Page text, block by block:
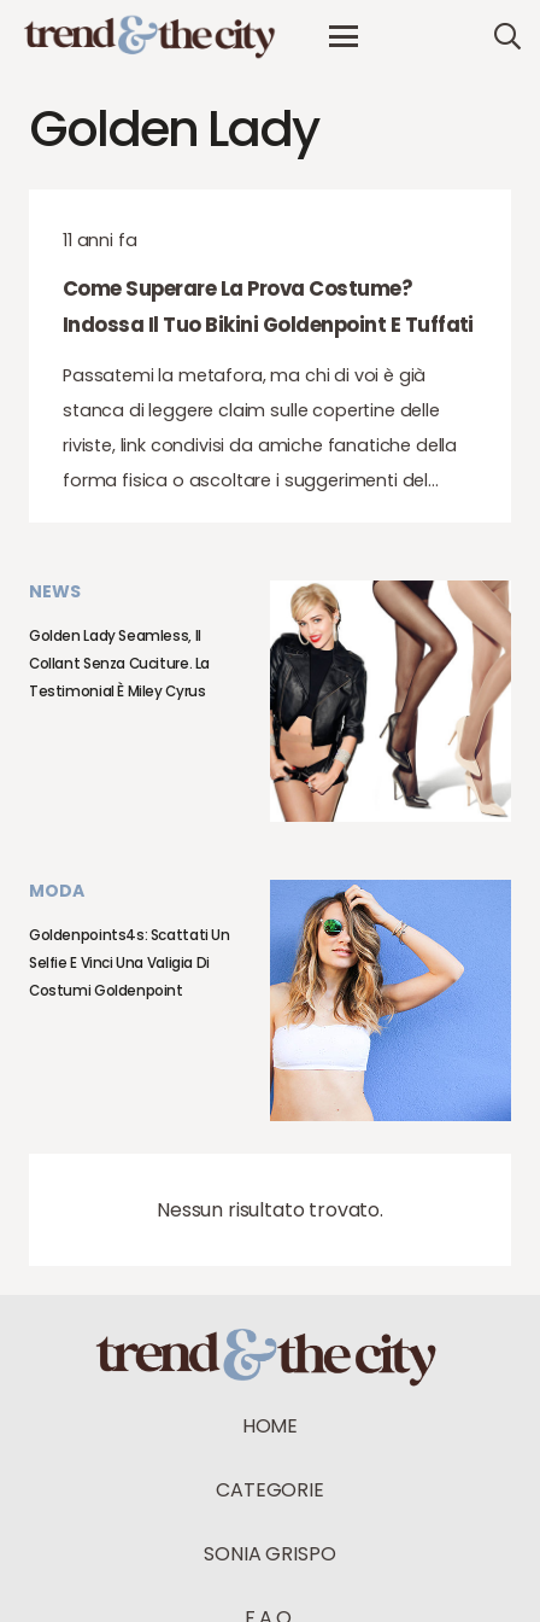
Golden Lady
11 anni fa
Come Superare La Prova Costume?
Indossa Il Tuo Bikini Goldenpoint E Tuffati
Passatemi la metafora, ma chi di voi è già
stanca di leggere claim sulle copertine delle
riviste, link condivisi da amiche fanatiche della
forma fisica o ascoltare i suggerimenti del…
NEWS
Golden Lady Seamless, Il
Collant Senza Cuciture. La
Testimonial È Miley Cyrus
MODA
Goldenpoints4s: Scattati Un
Selfie E Vinci Una Valigia Di
Costumi Goldenpoint
Nessun risultato trovato.
HOME
CATEGORIE
SONIA GRISPO